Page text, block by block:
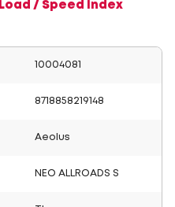
Load / Speed Index
10004081
8718858219148
Aeolus
NEO ALLROADS S